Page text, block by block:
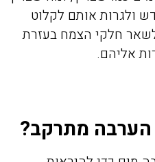
ולגרות אותם לקלוט
לשאר חלקי הצמח בעזרת
אליהם.
מתרקב?